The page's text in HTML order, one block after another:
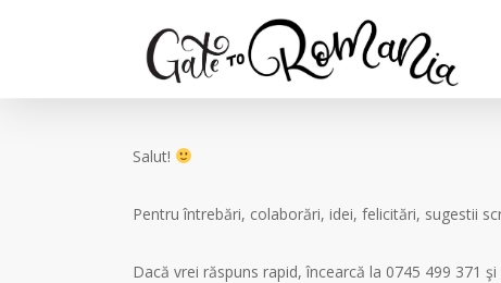
Salut!
Pentru întrebări, colaborări, idei, felicitări, sugestii
Dacă vrei răspuns rapid, încearcă la 0745 499 371